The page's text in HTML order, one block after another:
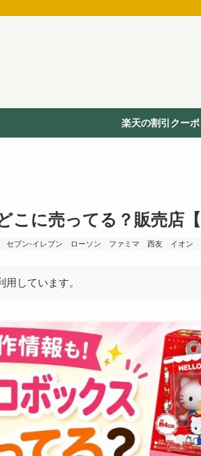
楽天の割引クー
に売ってる？販売店【
セブン-イレブン ローソン ファミマ 西友 イオン
しています。